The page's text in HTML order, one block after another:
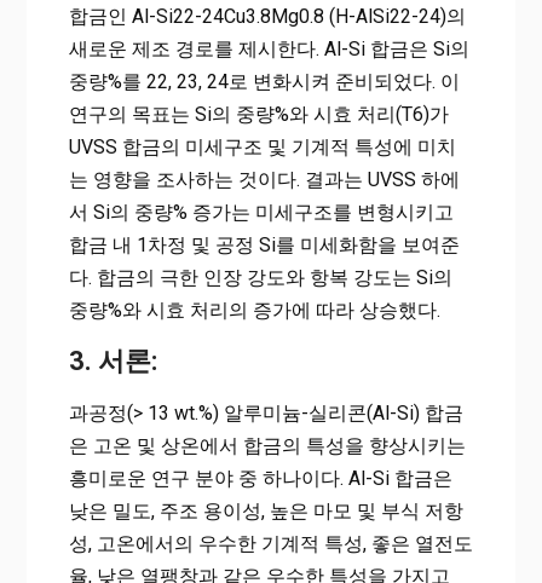
합금인 Al-Si22-24Cu3.8Mg0.8 (H-AlSi22-24)의
새로운 제조 경로를 제시한다. Al-Si 합금은 Si의
중량%를 22, 23, 24로 변화시켜 준비되었다. 이
연구의 목표는 Si의 중량%와 시효 처리(T6)가
UVSS 합금의 미세구조 및 기계적 특성에 미치
는 영향을 조사하는 것이다. 결과는 UVSS 하에
서 Si의 중량% 증가는 미세구조를 변형시키고
합금 내 1차정 및 공정 Si를 미세화함을 보여준
다. 합금의 극한 인장 강도와 항복 강도는 Si의
중량%와 시효 처리의 증가에 따라 상승했다.
3. 서론:
과공정(> 13 wt.%) 알루미늄-실리콘(Al-Si) 합금
은 고온 및 상온에서 합금의 특성을 향상시키는
흥미로운 연구 분야 중 하나이다. Al-Si 합금은
낮은 밀도, 주조 용이성, 높은 마모 및 부식 저항
성, 고온에서의 우수한 기계적 특성, 좋은 열전도
율, 낮은 열팽창과 같은 우수한 특성을 가지고